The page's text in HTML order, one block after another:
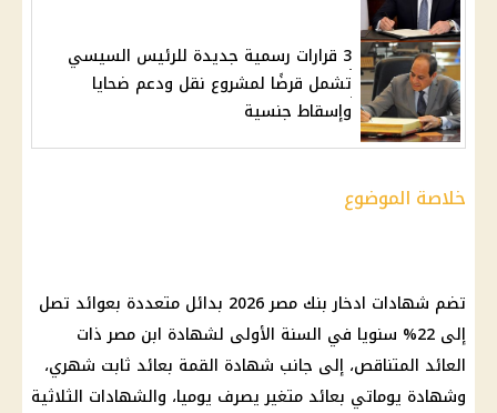
3 قرارات رسمية جديدة للرئيس السيسي
تشمل قرضًا لمشروع نقل ودعم ضحايا
وإسقاط جنسية
خلاصة الموضوع
تضم شهادات ادخار بنك مصر
2026 بدائل متعددة بعوائد تصل
إلى 22% سنويا في السنة الأولى لشهادة ابن مصر ذات
العائد المتناقص، إلى جانب شهادة القمة بعائد ثابت شهري،
وشهادة يوماتي بعائد متغير يصرف يوميا، والشهادات الثلاثية